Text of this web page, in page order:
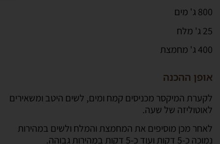
800 ג' מים
25 ג' מלח
400 ג' מחמצת
אופן ההכנה
לקערת המיקסר מכניסים קמח ומים, לשים היטב ומשאירים
לאוטוליזה של שעה.
לאחר מכן מוסיפים את המחמצת והמלח ולשים במהירות
נמוכה כ-5 דקות ועוד כ-5 דקות במהירות גבוהה.